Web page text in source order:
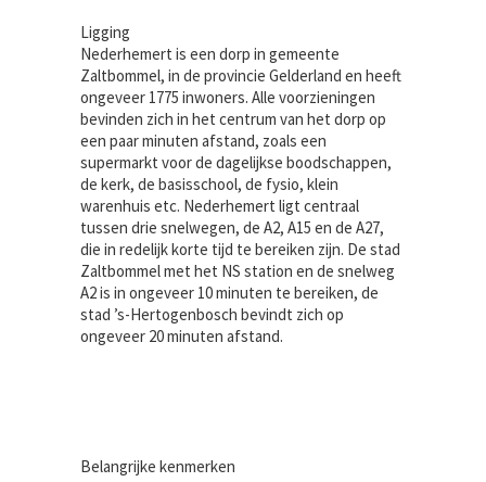
Ligging
Nederhemert is een dorp in gemeente
Zaltbommel, in de provincie Gelderland en heeft
ongeveer 1775 inwoners. Alle voorzieningen
bevinden zich in het centrum van het dorp op
een paar minuten afstand, zoals een
supermarkt voor de dagelijkse boodschappen,
de kerk, de basisschool, de fysio, klein
warenhuis etc. Nederhemert ligt centraal
tussen drie snelwegen, de A2, A15 en de A27,
die in redelijk korte tijd te bereiken zijn. De stad
Zaltbommel met het NS station en de snelweg
A2 is in ongeveer 10 minuten te bereiken, de
stad ’s-Hertogenbosch bevindt zich op
ongeveer 20 minuten afstand.
Belangrijke kenmerken